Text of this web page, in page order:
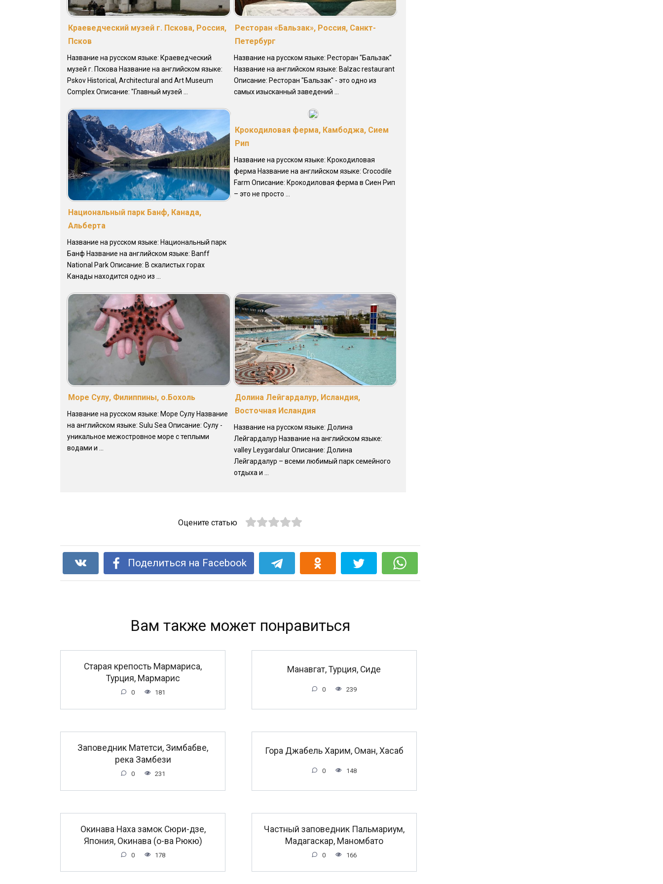
Краеведческий музей г. Пскова, Россия,
Псков
Название на русском языке: Краеведческий
музей г. Пскова Название на английском языке:
Pskov Historical, Architectural and Art Museum
Complex Описание: "Главный музей ...
Ресторан «Бальзак», Россия, Санкт-
Петербург
Название на русском языке: Ресторан "Бальзак"
Название на английском языке: Balzac restaurant
Описание: Ресторан "Бальзак" - это одно из
самых изысканный заведений ...
Национальный парк Банф, Канада,
Альберта
Название на русском языке: Национальный парк
Банф Название на английском языке: Banff
National Park Описание: В скалистых горах
Канады находится одно из ...
Крокодиловая ферма, Камбоджа, Сием
Рип
Название на русском языке: Крокодиловая
ферма Название на английском языке: Crocodile
Farm Описание: Крокодиловая ферма в Сиен Рип
– это не просто ...
Море Сулу, Филиппины, о.Бохоль
Название на русском языке: Море Сулу Название
на английском языке: Sulu Sea Описание: Сулу -
уникальное межостровное море с теплыми
водами и ...
Долина Лейгардалур, Исландия,
Восточная Исландия
Название на русском языке: Долина
Лейгардалур Название на английском языке:
valley Leygardalur Описание: Долина
Лейгардалур – всеми любимый парк семейного
отдыха и ...
Оцените статью
Поделиться на Facebook
Вам также может понравиться
Старая крепость Мармариса,
Турция, Мармарис
0 181
Манавгат, Турция, Сиде
0 239
Заповедник Матетси, Зимбабве,
река Замбези
0 231
Гора Джабель Харим, Оман, Хасаб
0 148
Окинава Наха замок Сюри-дзе,
Япония, Окинава (о-ва Рюкю)
0 178
Частный заповедник Пальмариум,
Мадагаскар, Маномбато
0 166